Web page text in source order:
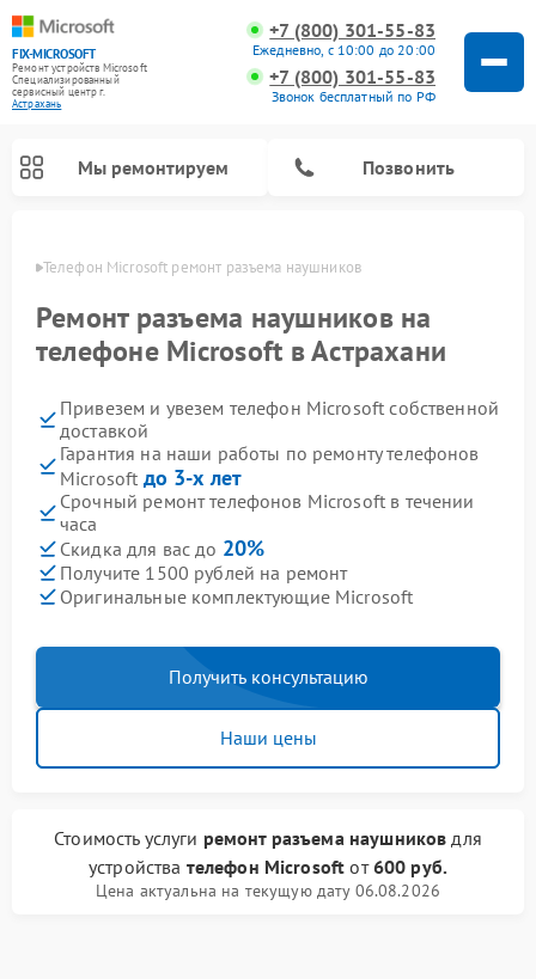
FIX-MICROSOFT
Ремонт устройств Microsoft
Специализированный
cервисный центр г.
Астрахань
+7 (800) 301-55-83
Ежедневно, с 10:00 до 20:00
+7 (800) 301-55-83
Звонок бесплатный по РФ
Мы ремонтируем Позвонить
Телефон Microsoft ремонт разъема наушников
Ремонт разъема наушников на
телефоне Microsoft в Астрахани
Привезем и увезем телефон Microsoft собственной
доставкой
Гарантия на наши работы по ремонту телефонов
Microsoft до 3-х лет
Срочный ремонт телефонов Microsoft в течении
часа
Скидка для вас до 20%
Получите 1500 рублей на ремонт
Оригинальные комплектующие Microsoft
Получить консультацию
Наши цены
Стоимость услуги ремонт разъема наушников для
устройства телефон Microsoft от600 руб.
Цена актуальна на текущую дату 06.08.2026